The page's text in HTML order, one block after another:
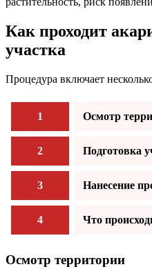
Как проходит
участка
Процедура включает
1 Осмотр
2 Подготовка
3 Нанесение
4 Что
Осмотр территории